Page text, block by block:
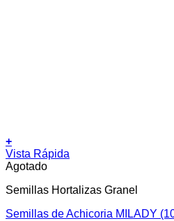
+
Vista Rápida
Agotado
Semillas Hortalizas Granel
Semillas de Achicoria MILADY